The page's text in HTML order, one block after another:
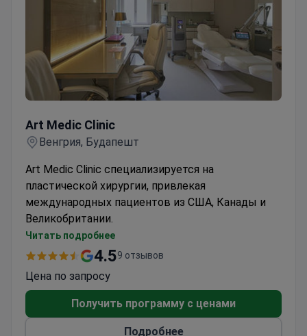
Art Medic Clinic
Венгрия, Будапешт
Art Medic Clinic специализируется на
пластической хирургии, привлекая
международных пациентов из США, Канады и
Великобритании.
Фокусируется на косметических и
реконструктивных процедурах
сильными специализациями в области ЛОР и
пластической хирургии
Расположена в Будапеште, Венгрия, и
Читать подробнее
4.59 отзывов
Цена по запросу
Получить программу с ценами
Подробнее